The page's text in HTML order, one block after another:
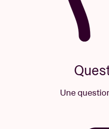
Une question ?